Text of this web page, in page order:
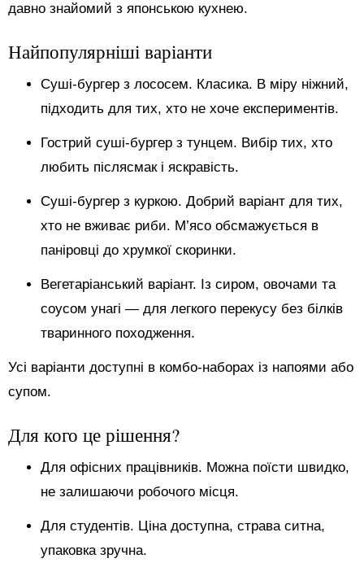
давно знайомий з японською кухнею.
Найпопулярніші варіанти
Суші-бургер з лососем. Класика. В міру ніжний,
підходить для тих, хто не хоче експериментів.
Гострий суші-бургер з тунцем. Вибір тих, хто
любить післясмак і яскравість.
Суші-бургер з куркою. Добрий варіант для тих,
хто не вживає риби. М’ясо обсмажується в
паніровці до хрумкої скоринки.
Вегетаріанський варіант. Із сиром, овочами та
соусом унагі — для легкого перекусу без білків
тваринного походження.
Усі варіанти доступні в комбо-наборах із напоями або
супом.
Для кого це рішення?
Для офісних працівників. Можна поїсти швидко,
не залишаючи робочого місця.
Для студентів. Ціна доступна, страва ситна,
упаковка зручна.